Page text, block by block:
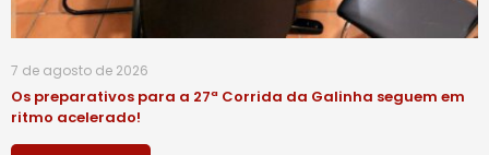
7 de agosto de 2026
Os preparativos para a 27ª Corrida da Galinha seguem em
ritmo acelerado!